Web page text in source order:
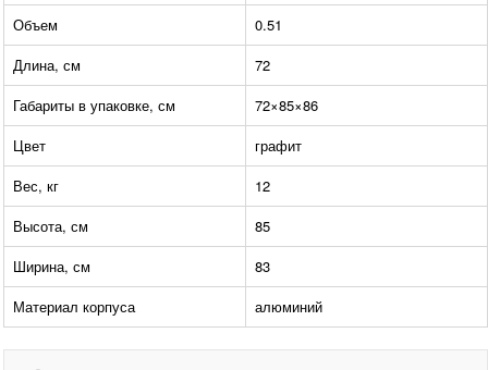
Объем
0.51
Длина, см
72
Габариты в упаковке, см
72×85×86
Цвет
графит
Вес, кг
12
Высота, см
85
Ширина, см
83
Материал корпуса
алюминий